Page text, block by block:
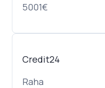
5001€
Credit24
Raha